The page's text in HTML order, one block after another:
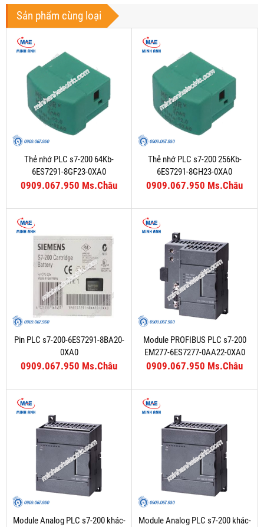
Sản phẩm cùng loại
Thẻ nhớ PLC s7-200 64Kb-
6ES7291-8GF23-0XA0
0909.067.950 Ms.Châu
Thẻ nhớ PLC s7-200 256Kb-
6ES7291-8GH23-0XA0
0909.067.950 Ms.Châu
Pin PLC s7-200-6ES7291-8BA20-
0XA0
0909.067.950 Ms.Châu
Module PROFIBUS PLC s7-200
EM277-6ES7277-0AA22-0XA0
0909.067.950 Ms.Châu
Module Analog PLC s7-200 khác-
Module Analog PLC s7-200 khác-